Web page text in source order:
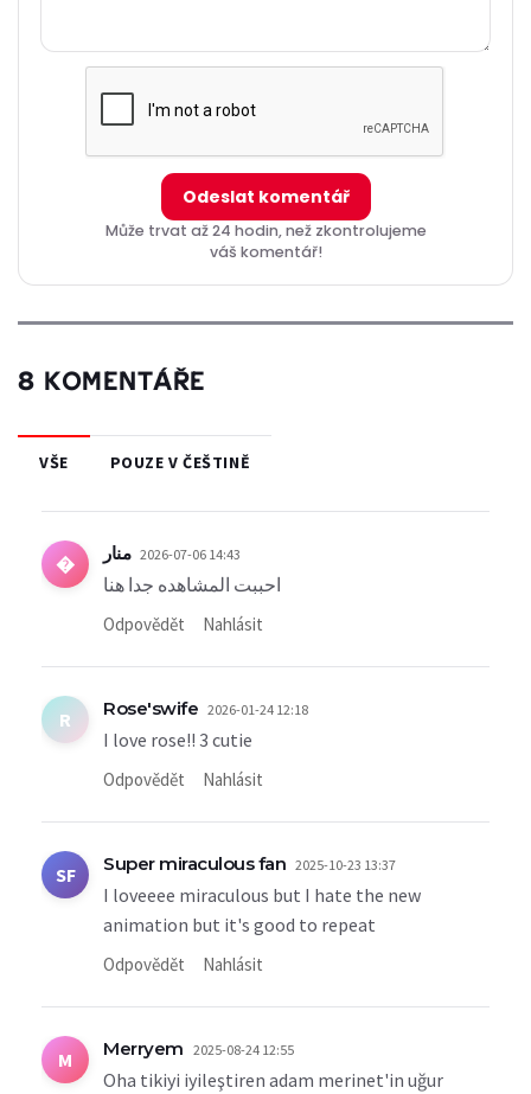
Odeslat komentář
Může trvat až 24 hodin, než zkontrolujeme
váš komentář!
8 KOMENTÁŘE
VŠE POUZE V ČEŠTINĚ
� منار 2026-07-06 14:43
احببت المشاهده جدا هنا
Odpovědět Nahlásit
R Rose'swife 2026-01-24 12:18
I love rose!! 3 cutie
Odpovědět Nahlásit
SF Super miraculous fan 2025-10-23 13:37
I loveeee miraculous but I hate the new
animation but it's good to repeat
Odpovědět Nahlásit
M Merryem 2025-08-24 12:55
Oha tikiyi iyileştiren adam merinet'in uğur